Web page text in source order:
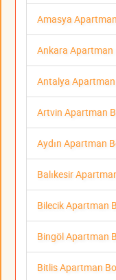
Amasya
Ankara Apartman
Antalya Apartman
Artvin Apartman
Aydın Apartman
Balıkesir
Bilecik Apartman
Bingöl Apartman
Bitlis Apartman